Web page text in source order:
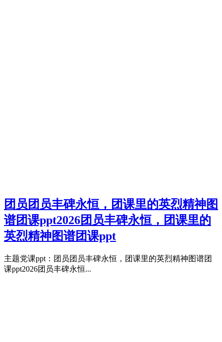
团员团员丰碑永恒，团课里的英烈精神图
谱团课ppt2026团员丰碑永恒，团课里的
英烈精神图谱团课ppt
主题党课ppt：团员团员丰碑永恒，团课里的英烈精神图谱团
课ppt2026团员丰碑永恒...